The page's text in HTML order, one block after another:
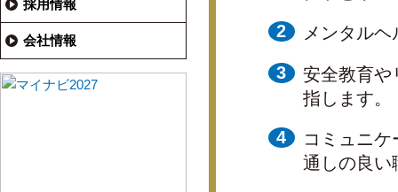
採用情報
会社情報 メンタル
安全教育や
指します。
コミュニ
通しの良い